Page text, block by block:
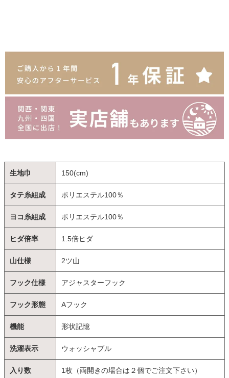
生地巾 150(cm)
タテ糸組成 ポリエステル100％
ヨコ糸組成 ポリエステル100％
ヒダ倍率 1.5倍ヒダ
山仕様 2ツ山
フック仕様 アジャスターフック
フック形態 Aフック
機能 形状記憶
洗濯表示 ウォッシャブル
入り数 1枚（両開きの場合は２個でご注文下さい）